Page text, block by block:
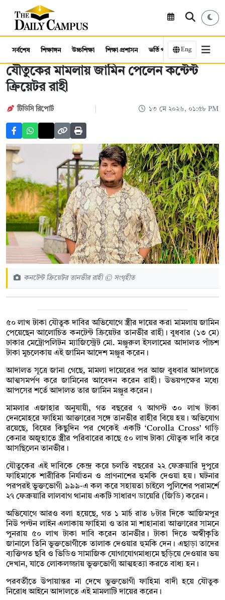
সর্বশেষ শিক্ষাঙ্গন উচ্চশিক্ষা শিক্ষা প্রশাসন ভর্তি পরীক্ষা কর্মসংস্থান
Eng
যৌতুকের মামলায় জামিন পেলেন কন্টেন্ট
ক্রিয়েটর রাহী
টিডিসি রিপোর্ট ১৩ মে ২০২৬, ০১:৫৮ PM
কনটেন্ট ক্রিয়েটর তানভীর রাহী © সংগৃহীত
৫০ লাখ টাকা যৌতুক দাবির অভিযোগে স্ত্রীর দায়ের করা মামলায় জামিন
পেয়েছেন আলোচিত কনটেন্ট ক্রিয়েটর তানভীর রাহী। বুধবার (১৩ মে)
ঢাকার মেট্রোপলিটন ম্যাজিস্ট্রেট মো. মঞ্জুরুল ইসলামের আদালত পাঁচশ
টাকা মুচলেকায় এই জামিন আদেশ মঞ্জুর করেন।
আদালত সূত্রে জানা গেছে, মামলা দায়েরের পর আজ বুধবার আদালতে
আত্মসমর্পণ করে জামিনের আবেদন করেন রাহী। উভয়পক্ষের মধ্যে
আপসের শর্তে আদালত তার জামিন মঞ্জুর করেন।
মামলার এজাহার অনুযায়ী, গত বছরের ৭ আগস্ট ৩০ লাখ টাকা
দেনমোহরে ফাহিমা আক্তারের সঙ্গে তানভীর রাহীর বিয়ে হয়। অভিযোগ
রয়েছে, বিয়ের কিছুদিন পর থেকেই একটি ‘Corolla Cross’ গাড়ি
কেনার অজুহাতে স্ত্রীর পরিবারের কাছে ৫০ লাখ টাকা যৌতুক দাবি করে
আসছিলেন তানভীর।
যৌতুকের এই দাবিকে কেন্দ্র করে চলতি বছরের ২২ ফেব্রুয়ারি দুপুরে
ফাহিমাকে শারীরিক নির্যাতন ও প্রাণনাশের হুমকি দেওয়া হয়। ঘটনার
পরপরই ভুক্তভোগী ৯৯৯-এ কল করে সহায়তা চাইলে পুলিশের পরামর্শে
২৭ ফেব্রুয়ারি লালবাগ থানায় একটি সাধারণ ডায়েরি (জিডি) করেন।
অভিযোগে আরও বলা হয়েছে, গত ১ মার্চ রাত ৮টার দিকে আজিমপুর
নিউ পল্টন লাইন এলাকায় ফাহিমা ও তার মা শাহানারা আক্তারের সামনে
পুনরায় ৫০ লাখ টাকা দাবি করেন তানভীর। টাকা দিতে অস্বীকৃতি
জানালে তিনি ভুক্তভোগীকে তালাক দেওয়ার হুমকি দেন। এছাড়া তাদের
ব্যক্তিগত ছবি ও ভিডিও সামাজিক যোগাযোগমাধ্যমে ছড়িয়ে দেওয়ার ভয়
দেখান, যাতে লোকলজ্জায় ভুক্তভোগী আত্মহত্যা করতে বাধ্য হন।
পরবর্তীতে উপায়ান্তর না দেখে ভুক্তভোগী ফাহিমা বাদী হয়ে যৌতুক
নিরোধ আইনে আদালতে এই মামলাটি দায়ের করেন।